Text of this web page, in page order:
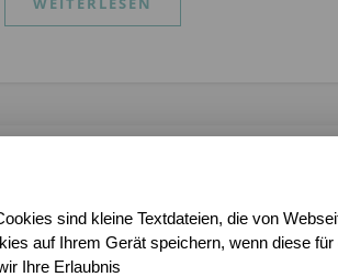
Nature Thursday 40/
Frosthärchen
sind kleine Textdateien, die von
auf Ihrem Gerät speichern, wenn diese für
Ihre Erlaubnis